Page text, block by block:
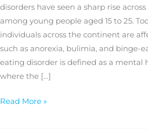
disorders have seen a sharp rise
among young people aged 15 to 25.
individuals across the continent are
such as anorexia, bulimia, and binge-
eating disorder is defined as a mental
where the […]
Education
Read More »